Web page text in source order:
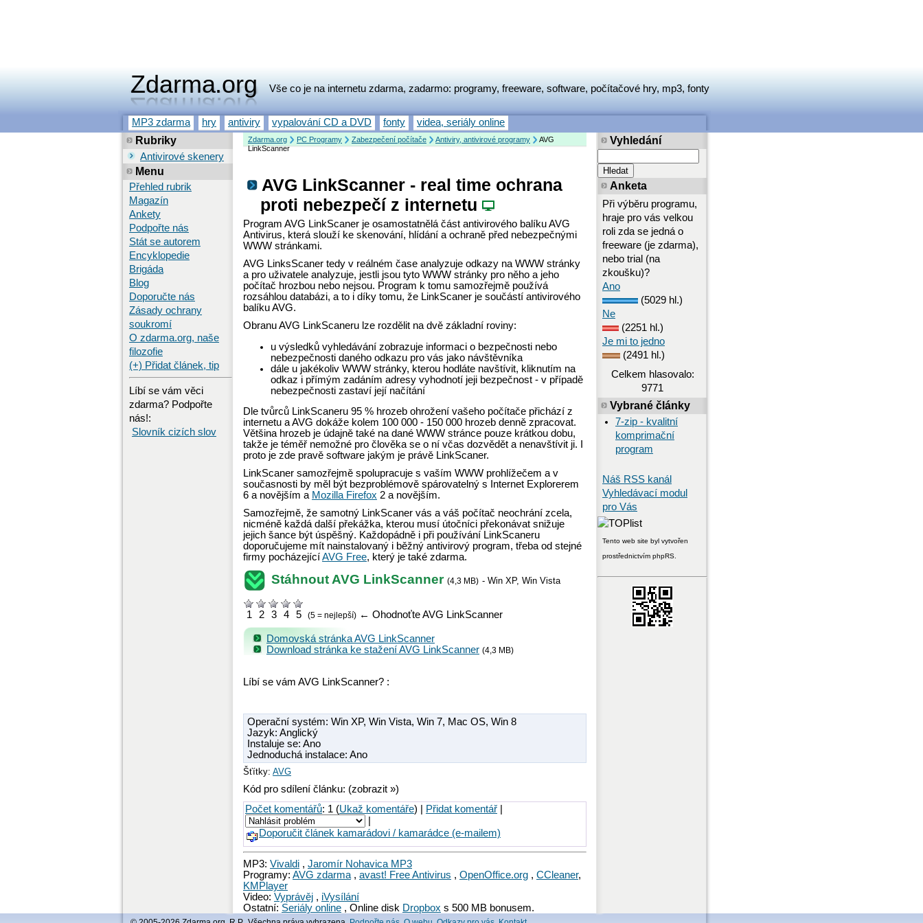
Zdarma.org Vše co je na internetu zdarma, zadarmo: programy, freeware, software, počítačové hry, mp3, fonty
MP3 zdarma hry antiviry vypalování CD a DVD fonty videa, seriály online
Zdarma.org PC Programy Zabezpečení počítače Antiviry, antivirové programy
AVG
LinkScanner
AVG LinkScanner - real time ochrana
proti nebezpečí z internetu
Program AVG LinkScaner je osamostatnělá část antivirového balíku AVG
Antivirus, která slouží ke skenování, hlídání a ochraně před nebezpečnými
WWW stránkami.
AVG LinksScaner tedy v reálném čase analyzuje odkazy na WWW stránky
a pro uživatele analyzuje, jestli jsou tyto WWW stránky pro něho a jeho
počítač hrozbou nebo nejsou. Program k tomu samozřejmě používá
rozsáhlou databázi, a to i díky tomu, že LinkScaner je součástí antivirového
balíku AVG.
Obranu AVG LinkScaneru lze rozdělit na dvě základní roviny:
u výsledků vyhledávání zobrazuje informaci o bezpečnosti nebo
nebezpečnosti daného odkazu pro vás jako návštěvníka
dále u jakékoliv WWW stránky, kterou hodláte navštívit, kliknutím na
odkaz i přímým zadáním adresy vyhodnotí jeji bezpečnost - v případě
nebezpečnosti zastaví její načítání
Dle tvůrců LinkScaneru 95 % hrozeb ohrožení vašeho počítače přichází z
internetu a AVG dokáže kolem 100 000 - 150 000 hrozeb denně zpracovat.
Většina hrozeb je údajně také na dané WWW stránce pouze krátkou dobu,
takže je téměř nemožné pro člověka se o ní včas dozvědět a nenavštívit ji. I
proto je zde pravě software jakým je právě LinkScaner.
LinkScaner samozřejmě spolupracuje s vaším WWW prohlížečem a v
současnosti by měl být bezproblémově spárovatelný s Internet Explorerem
6 a novějším a Mozilla Firefox 2 a novějším.
Samozřejmě, že samotný LinkScaner vás a váš počítač neochrání zcela,
nicméně každá další překážka, kterou musí útočníci překonávat snižuje
jejich šance být úspěšný. Každopádně i při používání LinkScaneru
doporučujeme mít nainstalovaný i běžný antivirový program, třeba od stejné
firmy pocházejícíAVG Free, který je také zdarma.
Stáhnout AVG LinkScanner (4,3 MB) - Win XP, Win Vista
1 2 3 4 5 (5 = nejlepší) ← Ohodnoťte AVG LinkScanner
Domovská stránka AVG LinkScanner
Download stránka ke stažení AVG LinkScanner (4,3 MB)
Líbí se vám AVG LinkScanner? :
Operační systém: Win XP, Win Vista, Win 7, Mac OS, Win 8
Jazyk: Anglický
Instaluje se: Ano
Jednoduchá instalace: Ano
Šťítky: AVG
Kód pro sdílení článku: (zobrazit »)
Počet komentářů: 1 (Ukaž komentáře) | Přidat komentář
Doporučit článek kamarádovi / kamarádce (e-mailem)
MP3: Vivaldi , Jaromír Nohavica MP3
Programy: AVG zdarma , avast! Free Antivirus , OpenOffice.org , CCleaner,
KMPlayer
Video: Vyprávěj , iVysílání
Ostatní: Seriály online , Online disk Dropbox s 500 MB bonusem.
Rubriky
Antivirové skenery
Menu
Přehled rubrik
Magazín
Ankety
Podpořte nás
Stát se autorem
Encyklopedie
Brigáda
Blog
Doporučte nás
Zásady ochrany
soukromí
O zdarma.org, naše
filozofie
(+) Přidat článek, tip
Líbí se vám věci
zdarma? Podpořte
nás!:
Slovník cizích slov
Vyhledání
Anketa
Při výběru programu,
hraje pro vás velkou
roli zda se jedná o
freeware (je zdarma),
nebo trial (na
zkoušku)?
Ano
(5029 hl.)
Ne
(2251 hl.)
Je mi to jedno
(2491 hl.)
Celkem hlasovalo:
9771
Vybrané články
7-zip - kvalitní
komprimační
program
Náš RSS kanál
Vyhledávací modul
pro Vás
Tento web site byl vytvořen
prostřednictvím phpRS.